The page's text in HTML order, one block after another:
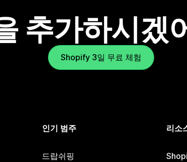
추가하시겠
Shopify 3일 무료 체험
인기 범주
드랍쉬핑
리소